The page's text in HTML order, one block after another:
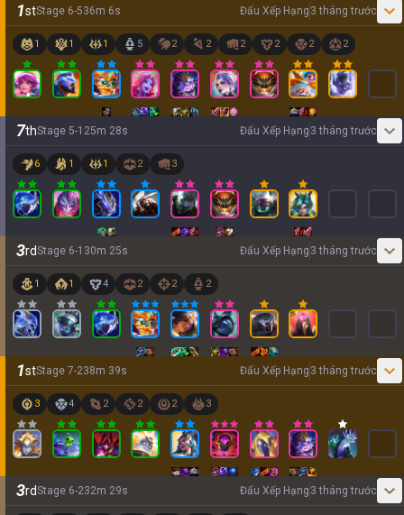
1stStage 6-536m 6s Đấu Xếp Hạng 3 tháng trước
1 1 1 5 2 2 2 2 2 2
7thStage 5-1 25m 28s Đấu Xếp Hạng 3 tháng trước
6 1 1 2 3
3rdStage 6-1 30m 25s Đấu Xếp Hạng 3 tháng trước
1 1 4 2 2 2
1stStage 7-238m 39s Đấu Xếp Hạng 3 tháng trước
3 4 2 2 2 3
3rdStage 6-232m 29s Đấu Xếp Hạng 3 tháng trước